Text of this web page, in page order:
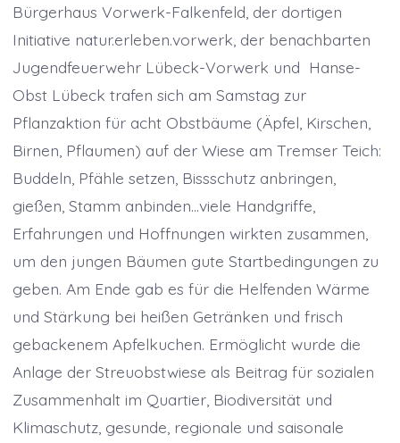
Bürgerhaus Vorwerk-Falkenfeld, der dortigen
Initiative natur.erleben.vorwerk, der benachbarten
Jugendfeuerwehr Lübeck-Vorwerk und Hanse-
Obst Lübeck trafen sich am Samstag zur
Pflanzaktion für acht Obstbäume (Äpfel, Kirschen,
Birnen, Pflaumen) auf der Wiese am Tremser Teich:
Buddeln, Pfähle setzen, Bissschutz anbringen,
gießen, Stamm anbinden…viele Handgriffe,
Erfahrungen und Hoffnungen wirkten zusammen,
um den jungen Bäumen gute Startbedingungen zu
geben. Am Ende gab es für die Helfenden Wärme
und Stärkung bei heißen Getränken und frisch
gebackenem Apfelkuchen. Ermöglicht wurde die
Anlage der Streuobstwiese als Beitrag für sozialen
Zusammenhalt im Quartier, Biodiversität und
Klimaschutz, gesunde, regionale und saisonale